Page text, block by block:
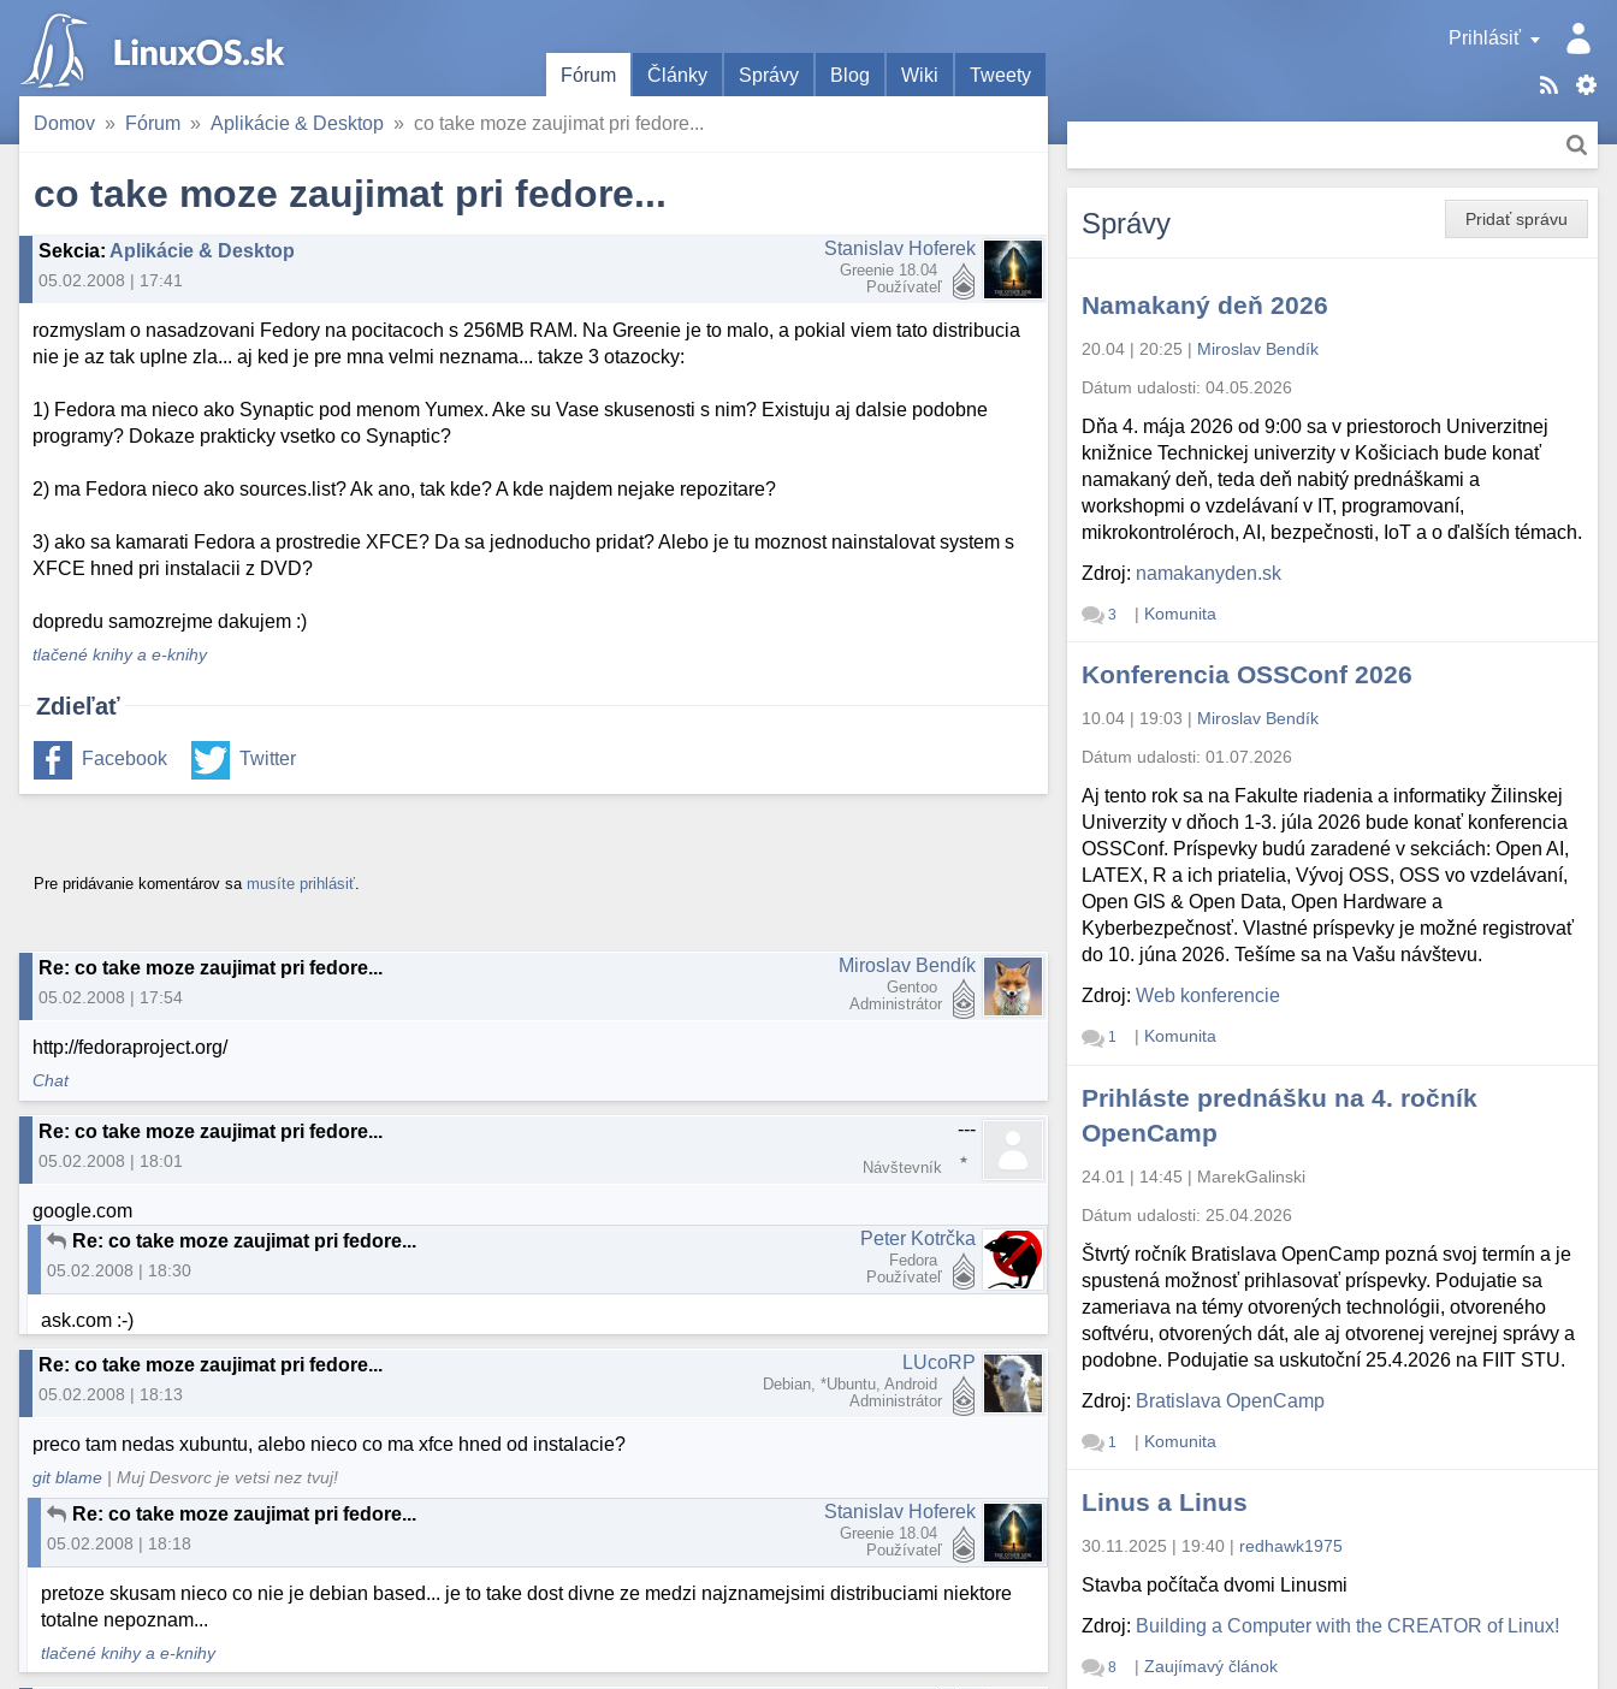
Prihlásiť
Fórum
Články Správy Blog Wiki Tweety
Domov Fórum Aplikácie & Desktop co take moze zaujimat pri fedore...
co take moze zaujimat pri fedore...
Sekcia: Aplikácie & Desktop
05.02.2008 | 17:41
Stanislav Hoferek
Greenie 18.04
Používateľ
rozmyslam o nasadzovani Fedory na pocitacoch s 256MB RAM. Na Greenie je to malo, a pokial viem tato distribucia
nie je az tak uplne zla... aj ked je pre mna velmi neznama... takze 3 otazocky:
1) Fedora ma nieco ako Synaptic pod menom Yumex. Ake su Vase skusenosti s nim? Existuju aj dalsie podobne
programy? Dokaze prakticky vsetko co Synaptic?
2) ma Fedora nieco ako sources.list? Ak ano, tak kde? A kde najdem nejake repozitare?
3) ako sa kamarati Fedora a prostredie XFCE? Da sa jednoducho pridat? Alebo je tu moznost nainstalovat system s
XFCE hned pri instalacii z DVD?
dopredu samozrejme dakujem :)
tlačené knihy a e-knihy
Zdieľať
Facebook Twitter
Pre pridávanie komentárov sa musíte prihlásiť
Re: co take moze zaujimat pri fedore...
05.02.2008 | 17:54
Miroslav Bendík
Gentoo
Administrátor
http://fedoraproject.org/
Chat
Re: co take moze zaujimat pri fedore...
05.02.2008 | 18:01
---
Návštevník
google.com
Re: co take moze zaujimat pri fedore...
05.02.2008 | 18:30
Peter Kotrčka
Fedora
Používateľ
ask.com :-)
Re: co take moze zaujimat pri fedore...
05.02.2008 | 18:13
LUcoRP
Debian, *Ubuntu, Android
Administrátor
preco tam nedas xubuntu, alebo nieco co ma xfce hned od instalacie?
git blame | Muj Desvorc je vetsi nez tvuj!
Re: co take moze zaujimat pri fedore...
05.02.2008 | 18:18
Stanislav Hoferek
Greenie 18.04
Používateľ
pretoze skusam nieco co nie je debian based... je to take dost divne ze medzi najznamejsimi distribuciami niektore
totalne nepoznam...
tlačené knihy a e-knihy
Pridať správu
Správy
Namakaný deň 2026
20.04 | 20:25 | Miroslav Bendík
Dátum udalosti:04.05.2026
Dňa 4. mája 2026 od 9:00 sa v priestoroch Univerzitnej
knižnice Technickej univerzity v Košiciach bude konať
namakaný deň, teda deň nabitý prednáškami a
workshopmi o vzdelávaní v IT, programovaní,
mikrokontroléroch, AI, bezpečnosti, IoT a o ďalších témach.
Zdroj: namakanyden.sk
3 | Komunita
Konferencia OSSConf 2026
10.04 | 19:03 | Miroslav Bendík
Dátum udalosti:01.07.2026
Aj tento rok sa na Fakulte riadenia a informatiky Žilinskej
Univerzity v dňoch 1-3. júla 2026 bude konať konferencia
OSSConf. Príspevky budú zaradené v sekciách: Open AI,
LATEX, R a ich priatelia, Vývoj OSS, OSS vo vzdelávaní,
Open GIS & Open Data, Open Hardware a
Kyberbezpečnosť. Vlastné príspevky je možné registrovať
do 10. júna 2026. Tešíme sa na Vašu návštevu.
Zdroj:Web konferencie
1 | Komunita
Prihláste prednášku na 4. ročník
OpenCamp
24.01 | 14:45 | MarekGalinski
Dátum udalosti: 25.04.2026
Štvrtý ročník Bratislava OpenCamp pozná svoj termín a je
spustená možnosť prihlasovať príspevky. Podujatie sa
zameriava na témy otvorených technológii, otvoreného
softvéru, otvorených dát, ale aj otvorenej verejnej správy a
podobne. Podujatie sa uskutoční 25.4.2026 na FIIT STU.
Zdroj: Bratislava OpenCamp
1 | Komunita
Linus a Linus
30.11.2025 | 19:40 | redhawk1975
Stavba počítača dvomi Linusmi
Zdroj: Building a Computer with the CREATOR of Linux!
8 | Zaujímavý článok